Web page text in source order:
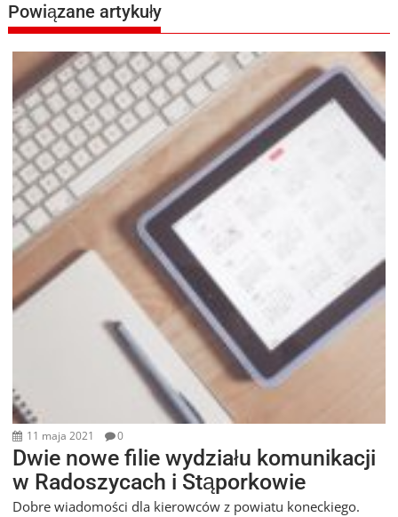
Powiązane artykuły
11 maja 2021 0
Dwie nowe filie wydziału komunikacji
w Radoszycach i Stąporkowie
Dobre wiadomości dla kierowców z powiatu koneckiego.